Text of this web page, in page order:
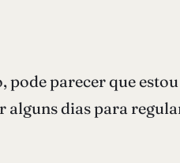
pode parecer que
alguns dias para